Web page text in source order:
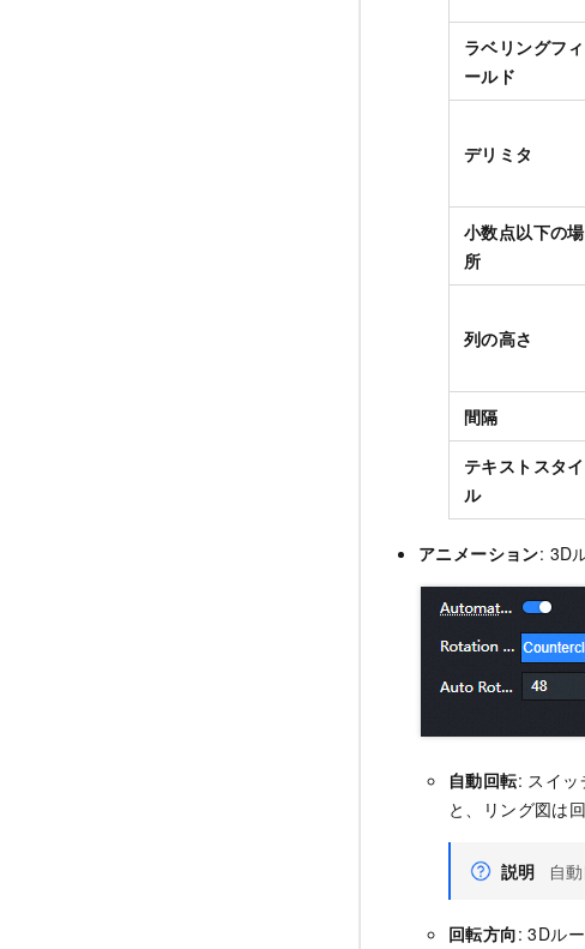
ラベリングフィ
ールド
デリミタ
小数点以下の場
所
列の高さ
間隔
テキストスタイ
ル
アニメーション: 3D
自動回転: スイ
と、リング図は
説明 自
回転方向: 3Dル